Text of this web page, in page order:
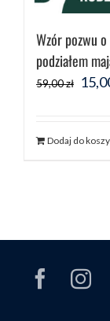
Wzór pozwu
podziałem
59,00zł
59,00
Dodaj do